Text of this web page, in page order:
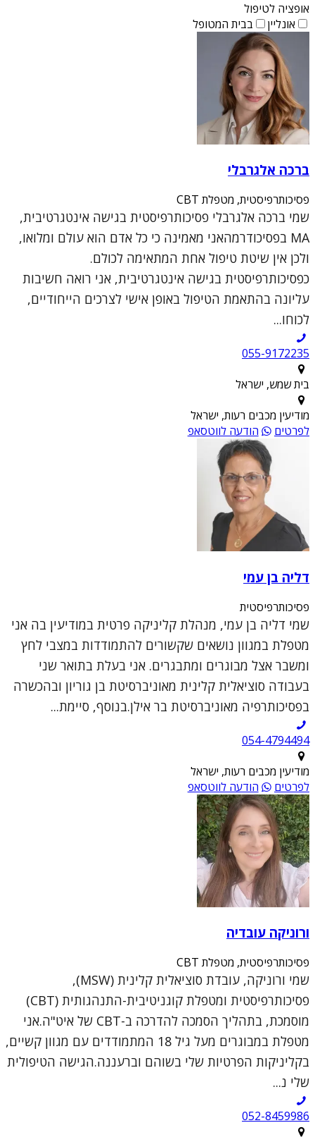
אופציה לטיפול
אונליין
בבית המטופל
ברכה אלגרבלי
פסיכותרפיסטית, מטפלת CBT
שמי ברכה אלגרבלי פסיכותרפיסטית בגישה אינטגרטיבית,
MA בפסיכודרמהאני מאמינה כי כל אדם הוא עולם ומלואו,
ולכן אין שיטת טיפול אחת המתאימה לכולם.
כפסיכותרפיסטית בגישה אינטגרטיבית, אני רואה חשיבות
עליונה בהתאמת הטיפול באופן אישי לצרכים הייחודיים,
לכוחו...
055-9172235
בית שמש, ישראל
מודיעין מכבים רעות, ישראל
לפרטים
הודעה לווטסאפ
דליה בן עמי
פסיכותרפיסטית
שמי דליה בן עמי, מנהלת קליניקה פרטית במודיעין בה אני
מטפלת במגוון נושאים שקשורים להתמודדות במצבי לחץ
ומשבר אצל מבוגרים ומתבגרים. אני בעלת בתואר שני
בעבודה סוציאלית קלינית מאוניברסיטת בן גוריון ובהכשרה
בפסיכותרפיה מאוניברסיטת בר אילן.בנוסף, סיימת...
054-4794494
מודיעין מכבים רעות, ישראל
לפרטים
הודעה לווטסאפ
ורוניקה עובדיה
פסיכותרפיסטית, מטפלת CBT
שמי ורוניקה, עובדת סוציאלית קלינית (MSW),
פסיכותרפיסטית ומטפלת קוגניטיבית-התנהגותית (CBT)
מוסמכת, בתהליך הסמכה להדרכה ב-CBT של איט"ה.אני
מטפלת במבוגרים מעל גיל 18 המתמודדים עם מגוון קשיים,
בקליניקות הפרטיות שלי בשוהם וברעננה.הגישה הטיפולית
שלי נ...
052-8459986